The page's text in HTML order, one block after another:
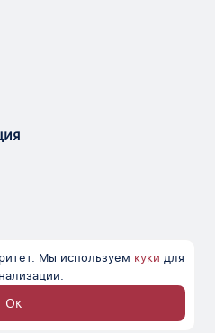
площадка для
поиска поставщиков.
и удобство
Мы используем куки для
Ок